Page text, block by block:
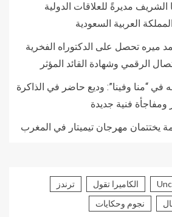
الشريف مديرةً للعلاقات الدولية
ميره تحصل على الدكتوراه الفخرية
الرقمي وشهادة القائد المؤثر
“منا وفينا”: وديع حاضر في الذاكرة
فنية جديدة
يختتمان مهرجان تيميتار في المغرب
الكاميرا تقول
ترندز
نجوم وحكايات